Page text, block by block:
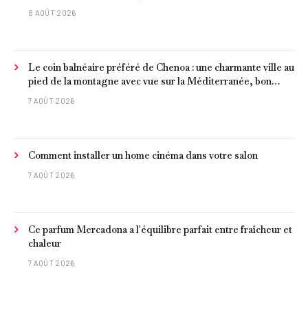
8 AOÛT 2026
Le coin balnéaire préféré de Chenoa : une charmante ville au
pied de la montagne avec vue sur la Méditerranée, bon
poisson et criques isolées
7 AOÛT 2026
Comment installer un home cinéma dans votre salon
7 AOÛT 2026
Ce parfum Mercadona a l'équilibre parfait entre fraîcheur et
chaleur
7 AOÛT 2026